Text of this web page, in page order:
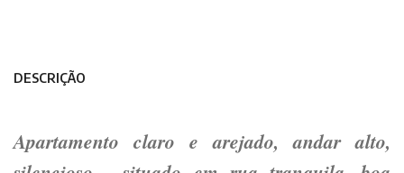
DESCRIÇÃO
Apartamento claro e arejado, andar alto,